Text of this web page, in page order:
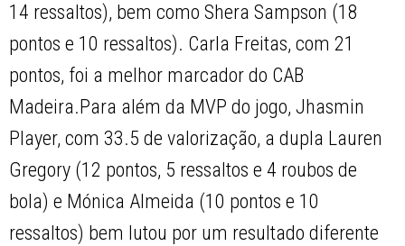
14 ressaltos), bem como Shera Sampson (18
pontos e 10 ressaltos). Carla Freitas, com 21
pontos, foi a melhor marcador do CAB
Madeira.Para além da MVP do jogo, Jhasmin
Player, com 33.5 de valorização, a dupla Lauren
Gregory (12 pontos, 5 ressaltos e 4 roubos de
bola) e Mónica Almeida (10 pontos e 10
ressaltos) bem lutou por um resultado diferente